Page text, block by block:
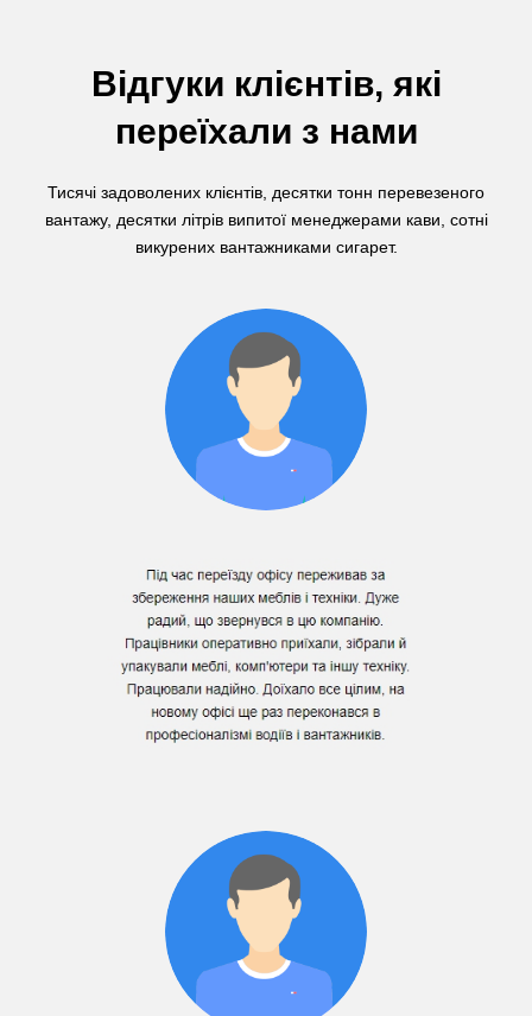
Відгуки клієнтів, які
переїхали з нами
Тисячі задоволених клієнтів, десятки тонн перевезеного
вантажу, десятки літрів випитої менеджерами кави, сотні
викурених вантажниками сигарет.